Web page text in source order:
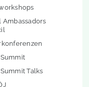
Ambassadors
Talks